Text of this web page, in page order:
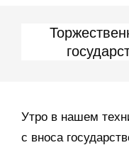
Утро в нашем
с вноса